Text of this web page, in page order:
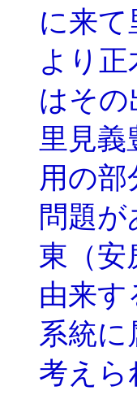
に来て
より
はその
里見
用の部
問題
東（安
由来す
系統に
考えら